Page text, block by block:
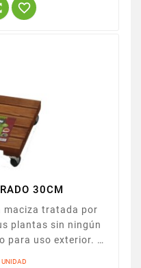

30CM
maciza tratada por
plantas sin ningún
uso exterior. 4
freno.
UNIDAD